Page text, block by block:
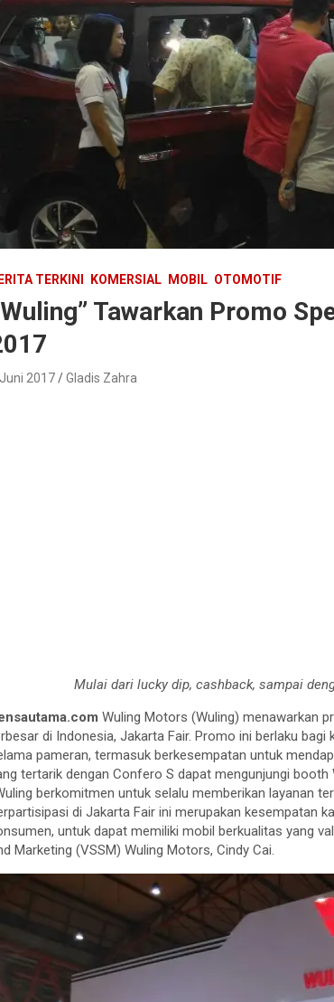
TERKINI KOMERSIAL MOBIL OTOMOTIF
Tawarkan Promo
2017 Gladis Zahra
Mulai dari lucky dip, cashback, sampai
Wuling Motors (Wuling) menawarkan
di Indonesia, Jakarta Fair. Promo ini berlaku
pameran, termasuk berkesempatan untuk
tertarik dengan Confero S dapat mengunjungi booth
berkomitmen untuk selalu memberikan layanan
di Jakarta Fair ini merupakan kesempatan
untuk dapat memiliki mobil berkualitas yang
Marketing (VSSM) Wuling Motors, Cindy Cai.